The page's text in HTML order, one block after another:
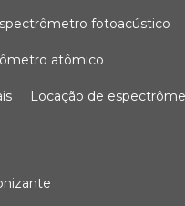
fotoacústico
atômico
locação de